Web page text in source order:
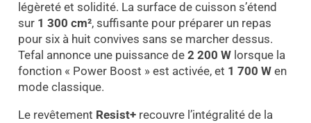
légèreté et solidité. La surface de cuisson s’étend
sur 1 300 cm², suffisante pour préparer un repas
pour six à huit convives sans se marcher dessus.
Tefal annonce une puissance de 2 200 Wlorsque la
fonction « Power Boost » est activée, et 1 700 Wen
mode classique.
Le revêtement Resist+recouvre l’intégralité de la